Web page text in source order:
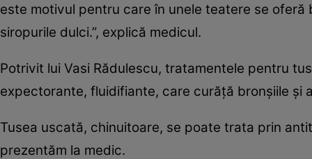
este motivul pentru care în unele teatere se oferă
siropurile dulci.”, explică medicul.
Potrivit lui Vasi Rădulescu, tratamentele pentru
expectorante, fluidifiante, care curăță bronșiile și
Tusea uscată, chinuitoare, se poate trata prin
prezentăm la medic.